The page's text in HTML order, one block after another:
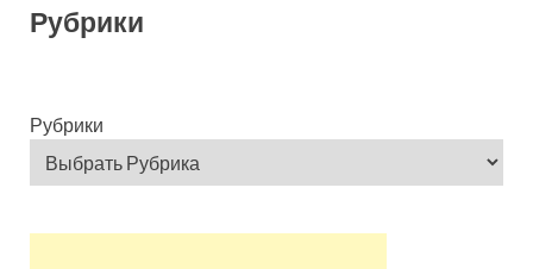
Рубрики
Рубрики